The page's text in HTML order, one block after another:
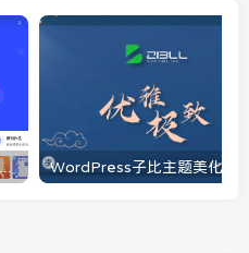
子比主题美化 – 墨星博客全部美化教程分享